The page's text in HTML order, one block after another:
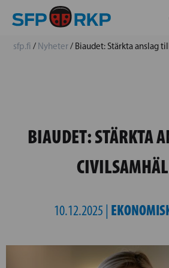
sfp.fi / Nyheter/ Biaudet: Stärkta anslag
BIAUDET: STÄRKTA
10.12.2025 |